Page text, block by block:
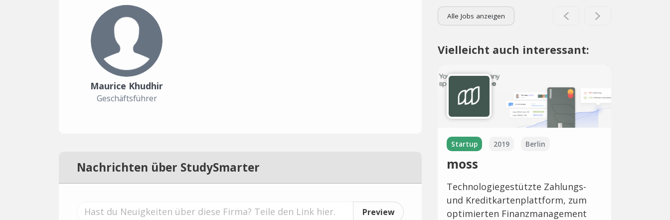
Maurice Khudhir
Geschäftsführer
Nachrichten über StudySmarter
Preview
Alle Jobs anzeigen
Vielleicht auch interessant:
Startup 2019 Berlin
moss
Technologiegestützte Zahlungs-
und Kreditkartenplattform, zum
optimierten Finanzmanagement